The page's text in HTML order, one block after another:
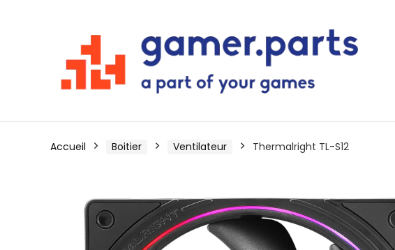
Accueil Boitier Ventilateur Thermalright TL-S12